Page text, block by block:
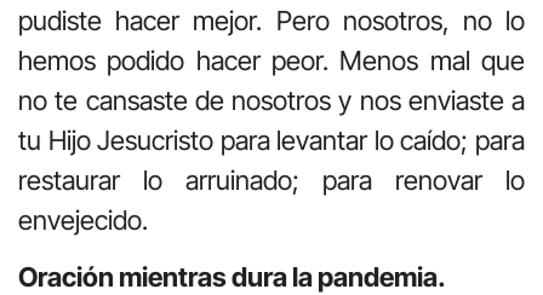
pudiste hacer mejor. Pero nosotros, no lo
hemos podido hacer peor. Menos mal que
no te cansaste de nosotros y nos enviaste a
tu Hijo Jesucristo para levantar lo caído; para
restaurar lo arruinado; para renovar lo
envejecido.
Oración mientras dura la pandemia.